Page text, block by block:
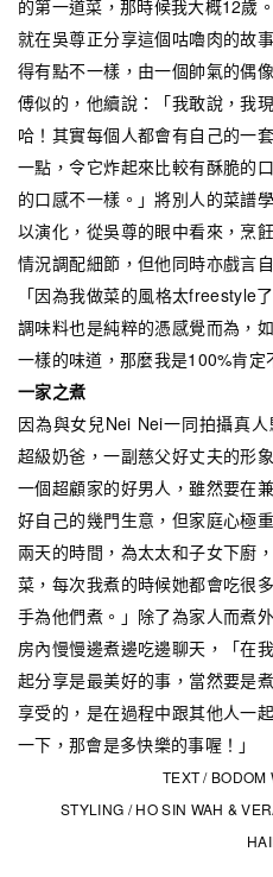
的第一道菜，那時候我大概12歲。
就在吳尊正分享這個咕嚕肉的故
得有點不一樣，由一個帥氣的偶
傅似的，他續說：「我敢說，我
哈！其實每個人都會有自己的一
一點，令它炸起來比較有酥脆的
的口感不一樣。」將別人的菜譜
以演化，從吳尊的眼中看來，烹
情況調配細節，但他同時亦戲言
「因為我做菜的風格太freestyle
調味料也是純粹的憑感覺而為，
一樣的味道，那麼我是100%肯定
一家之煮
因為與女兒Nei Nei一同拍攝真
超級奶爸，一副慈父好丈夫的形
一個超顧家的好男人，雖然要在
好自己的幾門生意，但家庭心極
兩天的時間，為太太和子女下廚
菜，每次我煮的時候她都會吃很
手為他們煮。」除了為家人而煮
房內慢慢邊煮邊吃邊聊天，「在
起分享是最美好的事，當然要是
享受的，是在過程中跟其他人一
一下，那會是多快樂的事喔！」
TEXT /
STYLING / HO SIN WAH &